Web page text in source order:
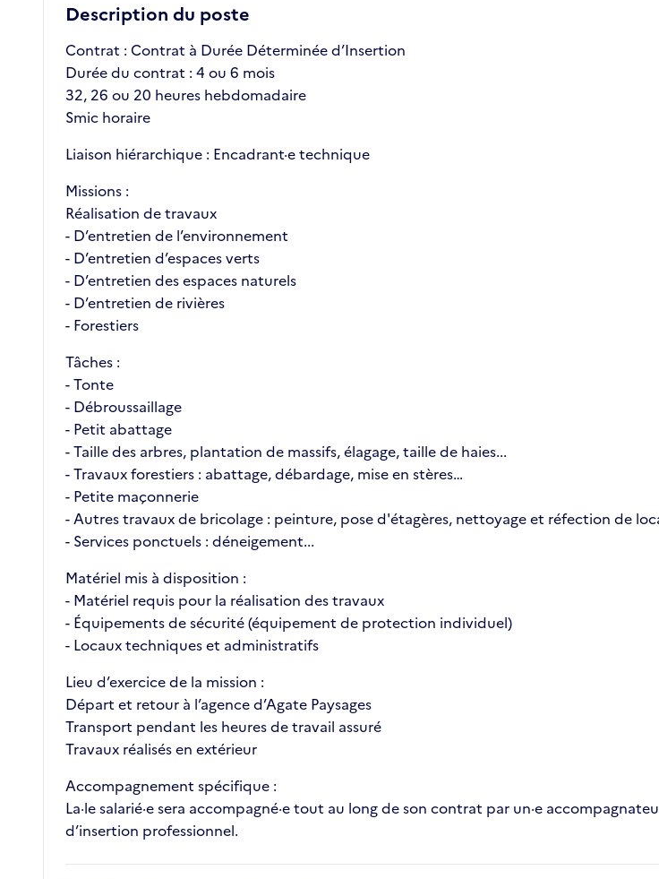
Description du poste
Contrat : Contrat à Durée Déterminée d’Insertion
Durée du contrat : 4 ou 6 mois
32, 26 ou 20 heures hebdomadaire
Smic horaire
Liaison hiérarchique : Encadrant·e technique
Missions :
Réalisation de travaux
- D’entretien de l’environnement
- D’entretien d’espaces verts
- D’entretien des espaces naturels
- D’entretien de rivières
- Forestiers
Tâches :
- Tonte
- Débroussaillage
- Petit abattage
- Taille des arbres, plantation de massifs, élagage, taille de haies...
- Travaux forestiers : abattage, débardage, mise en stères…
- Petite maçonnerie
- Autres travaux de bricolage : peinture, pose d'étagères, nettoyage et réfection de
- Services ponctuels : déneigement...
Matériel mis à disposition :
- Matériel requis pour la réalisation des travaux
- Équipements de sécurité (équipement de protection individuel)
- Locaux techniques et administratifs
Lieu d’exercice de la mission :
Départ et retour à l’agence d’Agate Paysages
Transport pendant les heures de travail assuré
Travaux réalisés en extérieur
Accompagnement spécifique :
La·le salarié·e sera accompagné·e tout au long de son contrat par un·e
d’insertion professionnel.